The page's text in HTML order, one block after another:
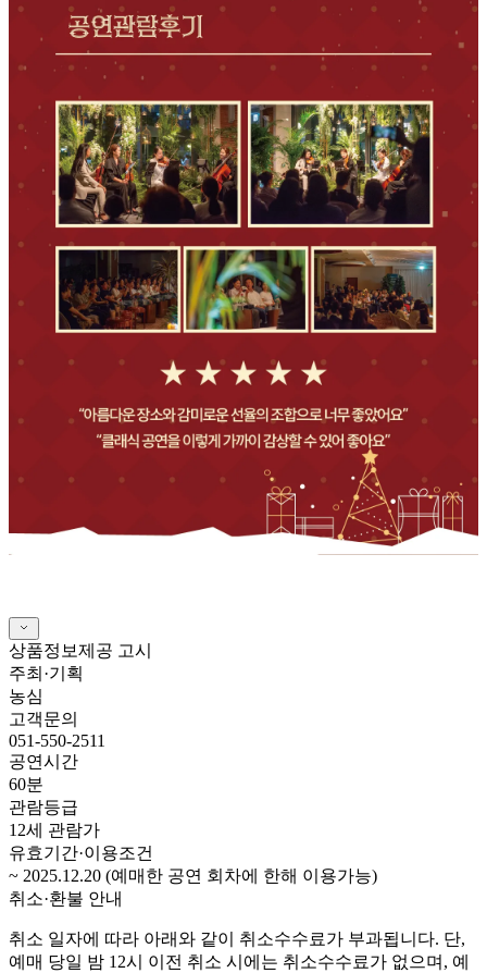
상품정보제공 고시
주최·기획
농심
고객문의
051-550-2511
공연시간
60분
관람등급
12세 관람가
유효기간·이용조건
~ 2025.12.20 (예매한 공연 회차에 한해 이용가능)
취소·환불 안내
취소 일자에 따라 아래와 같이 취소수수료가 부과됩니다. 단,
예매 당일 밤 12시 이전 취소 시에는 취소수수료가 없으며, 예